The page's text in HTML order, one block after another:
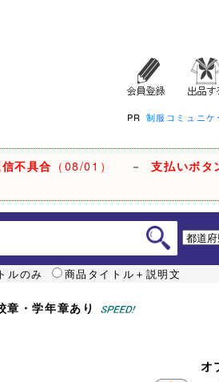
PR 制服コミュニケ
不具合 （08/01） －支払いボタ
ルのみ 商品タイトル＋説明文
・学年章あり
オ